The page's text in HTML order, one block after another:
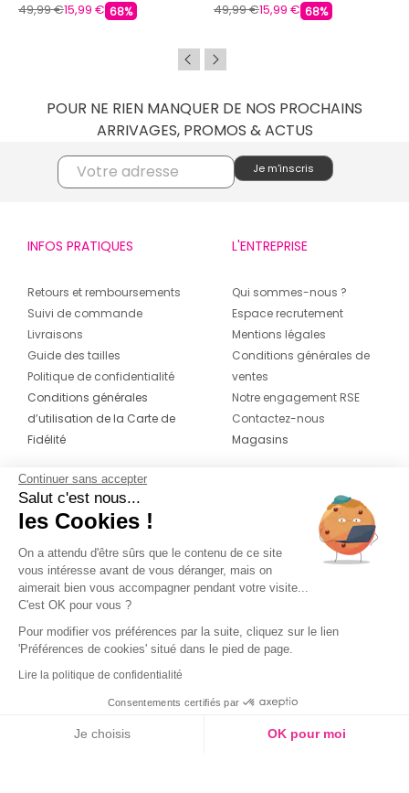
49,99 €15,99 € 68% 49,99 €15,99 € 68%
POUR NE RIEN MANQUER DE NOS PROCHAINS
ARRIVAGES, PROMOS & ACTUS
INFOS PRATIQUES
Retours et remboursements
Suivi de commande
Livraisons
Guide des tailles
Politique de confidentialité
Conditions générales
d’utilisation de la Carte de
Fidélité
L'ENTREPRISE
Qui sommes-nous ?
Espace recrutement
Mentions légales
Conditions générales de
ventes
Notre engagement RSE
Contactez-nous
Magasins
CONTACT
04 42 20 78 42
Du lundi au jeudi de 8h30 à 16h30 & le
vendredi de 8h30 à 15h30
Continuer sans accepter
Salut c'est nous...
les Cookies !
On a attendu d'être sûrs que le contenu de ce site
vous intéresse avant de vous déranger, mais on
aimerait bien vous accompagner pendant votre visite...
C'est OK pour vous ?
Pour modifier vos préférences par la suite, cliquez sur le lien
'Préférences de cookies' situé dans le pied de page.
Lire la politique de confidentialité
Consentements certifiés par
Je choisis OK pour moi